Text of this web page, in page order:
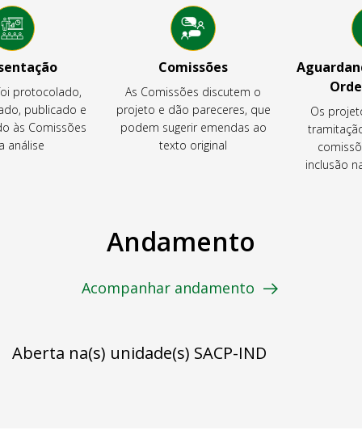
protocolado,
publicado e
às Comissões
análise
Comissões
As Comissões discutem o
projeto e dão pareceres, que
podem sugerir emendas ao
texto original
Os
inclusão
Andamento
Acompanhar andamento
Aberta na(s) unidade(s) SACP-IND